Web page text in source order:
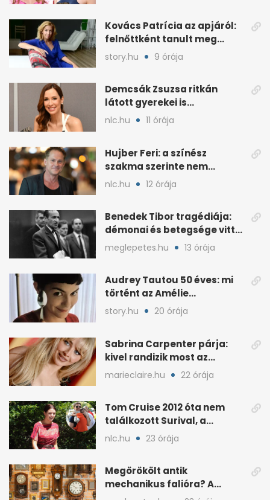
Kovács Patrícia az apjáról:
felnőttként tanult meg
empatikus lenni
story.hu 9 órája
Demcsák Zsuzsa ritkán
látott gyerekei is
szerepelnek az új fotókon
nlc.hu 11 órája
Hujber Feri: a színész
szakma szerinte nem
bocsátja meg a régi
nlc.hu 12 órája
Benedek Tibor tragédiája:
démonai és betegsége vitte
az öngyilkosságig
meglepetes.hu 13 órája
Audrey Tautou 50 éves: mi
történt az Amélie
sztárjával?
story.hu 20 órája
Sabrina Carpenter párja:
kivel randizik most az
énekesnő?
marieclaire.hu 22 órája
Tom Cruise 2012 óta nem
találkozott Surival, a
kapcsolat is megromlott
nlc.hu 23 órája
Megörökölt antik
mechanikus falióra? A